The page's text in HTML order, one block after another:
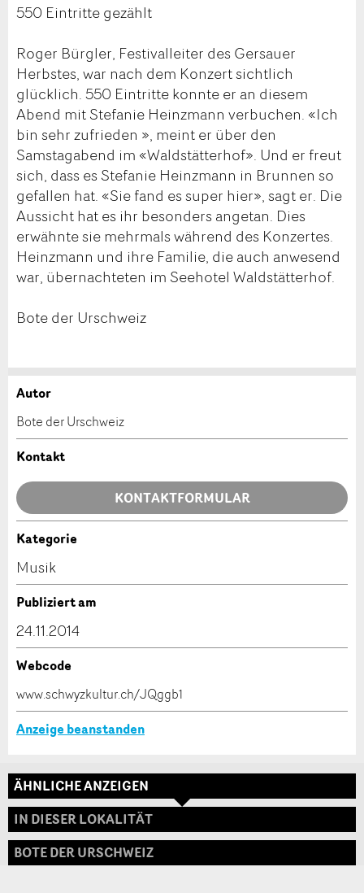
550 Eintritte gezählt
Roger Bürgler, Festivalleiter des Gersauer
Herbstes, war nach dem Konzert sichtlich
glücklich. 550 Eintritte konnte er an diesem
Abend mit Stefanie Heinzmann verbuchen. «Ich
bin sehr zufrieden », meint er über den
Samstagabend im «Waldstätterhof». Und er freut
sich, dass es Stefanie Heinzmann in Brunnen so
gefallen hat. «Sie fand es super hier», sagt er. Die
Aussicht hat es ihr besonders angetan. Dies
erwähnte sie mehrmals während des Konzertes.
Heinzmann und ihre Familie, die auch anwesend
war, übernachteten im Seehotel Waldstätterhof.
Bote der Urschweiz
Anzeige beanstanden
Ihr Feedback wird sehr geschätzt!
Allgemeines Feedback
Anzeige nicht mehr gültig
Anzeige unvollständig
* Eingabe erforderlich
Anzeige weiterempfehlen
Empfehlen Sie diese Anzeige an Freunde weiter.
* Eingabe erforderlich
Autor
Bote der Urschweiz
Kontakt
KONTAKTFORMULAR
Kontakt
Verfassen Sie eine Nachricht für die Kontaktpersonen
Adresse
Kategorie
Musik
Publiziert am
24.11.2014
Webcode
www.schwyzkultur.ch/JQggb1
Anzeige beanstanden
ÄHNLICHE ANZEIGEN
IN DIESER LOKALITÄT
BOTE DER URSCHWEIZ